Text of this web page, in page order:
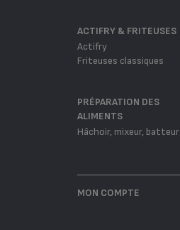
ACTIFRY & FRITEUSES
Actifry
Friteuses classiques
PRÉPARATION DES
ALIMENTS
Hâchoir, mixeur, batteur
MON COMPTE